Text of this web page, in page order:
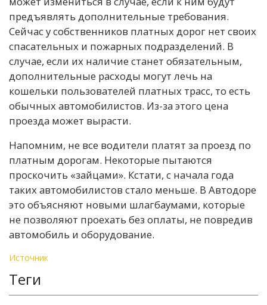
предъявлять дополнительные требования.
Сейчас у собственников платных дорог нет своих
спасательных и пожарных подразделений. В
случае, если их наличие станет обязательным,
дополнительные расходы могут лечь на
кошельки пользователей платных трасс, то есть
обычных автомобилистов. Из-за этого цена
проезда может вырасти.
Напомним, не все водители платят за проезд по
платным дорогам. Некоторые пытаются
проскочить «зайцами». Кстати, с начала года
таких автомобилистов стало меньше. В Автодоре
это объясняют новыми шлагбаумами, которые
не позволяют проехать без оплаты, не повредив
автомобиль и оборудование.
Источник
Теги